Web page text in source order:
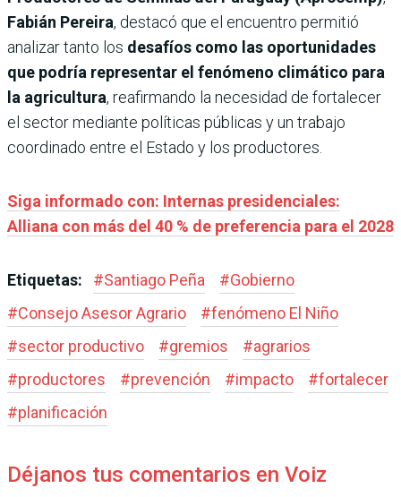
Fabián Pereira, destacó que el encuentro permitió
analizar tanto los desafíos como las oportunidades
que podría representar el fenómeno climático para
la agricultura, reafirmando la necesidad de fortalecer
el sector mediante políticas públicas y un trabajo
coordinado entre el Estado y los productores.
Siga informado con: Internas presidenciales:
Alliana con más del 40 % de preferencia para el 2028
Etiquetas: #Santiago Peña #Gobierno
#Consejo Asesor Agrario #fenómeno El Niño
#sector productivo #gremios #agrarios
#productores #prevención #impacto #fortalecer
#planificación
Déjanos tus comentarios en Voiz